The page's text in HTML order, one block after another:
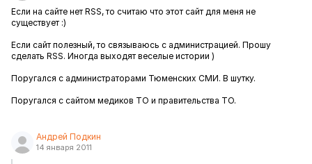
Если на сайте нет RSS, то считаю что этот сайт для меня не
существует :)
Если сайт полезный, то связываюсь с администрацией. Прошу
сделать RSS. Иногда выходят веселые истории )
Поругался с администраторами Тюменских СМИ. В шутку.
Поругался с сайтом медиков ТО и правительства ТО.
Андрей Подкин
14 января 2011